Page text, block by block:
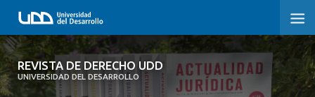
REVISTA DE DERECHO UDD
UNIVERSIDAD DEL DESARROLLO
REVISTA DE DERECHO UDD